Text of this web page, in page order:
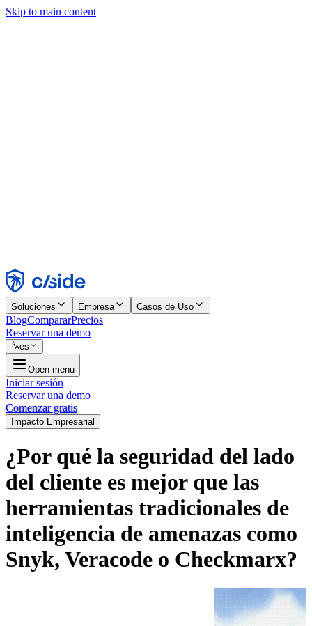
Skip to main content
Rechazar
Soluciones Empresa Casos de Uso
BlogCompararPrecios
Reservar una demo
es
Open menu
Iniciar sesión
Reservar una demo
Comenzar gratis
Impacto Empresarial
¿Por qué la seguridad del lado
del cliente es mejor que las
herramientas tradicionales de
inteligencia de amenazas como
Snyk, Veracode o Checkmarx?